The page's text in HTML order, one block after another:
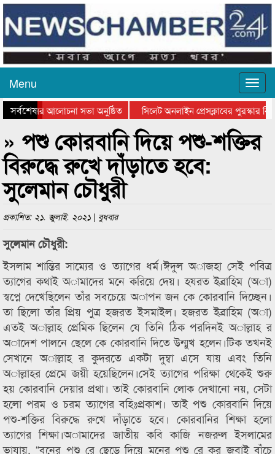
Menu
সর্বশেষ
দিবসের আলোচনা সভা অনুষ্ঠিত
সিলেট অনলাইন প্রেসক্লাবের পুরস্কার
কানাইঘাটের কিশোর আহাদের খুনি
» পশু কোরবানি দিয়ে পশু-শক্তির
বিরুদ্ধে রুখে দাঁড়াতে হবে:
সুলেমান চৌধুরী
প্রকাশিত: ২১. জুলাই. ২০২১ | বুধবার
সুলেমান চৌধুরী:
ইসলাম শান্তির সাম্যের ও ত্যাগের ধর্ম।ঈদুল অাজহা সেই পবিত্র
ত্যাগের কথাই অামাদের মনে করিয়ে দেয়। হযরত ইব্রাহিম (অা)
স্বপ্নে দেখেছিলেন তাঁর সবচেয়ে অাপন জন কে কোরবানি দিচ্ছেন।
তা ছিলো তাঁর প্রিয় পুত্র হজরত ইসমাইল। হজরত ইব্রাহিম (অা)
এতই অাল্লাহ প্রেমিক ছিলেন যে তিনি ঠিক পরদিনই অাল্লাহ র
অাদেশ পালনে ছেলে কে কোরবানি দিতে উন্মুখ হলেন।টিক তখনই
সেখানে অাল্লাহ র কুদরতে একটা দুম্বা এসে যায় এবং তিনি
অাল্লাহর প্রেমে জয়ী হয়েছিলেন।সেই ত্যাগের পরিক্ষা থেকেই শুরু
হয় কোরবানি দেয়ার প্রথা। তাই কোরবানি লোক দেখানো নয়, সেটা
হলো পরম ও চরম ত্যাগের বহিঃপ্রকাশ। তাই পশু কোরবানি দিয়ে
পশু-শক্তির বিরুদ্ধে রুখে দাঁড়াতে হবে। কোরবানির শিক্ষা হলো
ত্যাগের শিক্ষা।অামাদের জাতীয় কবি কাজি নজরুল ইসলামের
ভাযায়, “বনের পশু রে ছেড়ে দিয়ে মনের পশু রে কর জবাই বাঁচে